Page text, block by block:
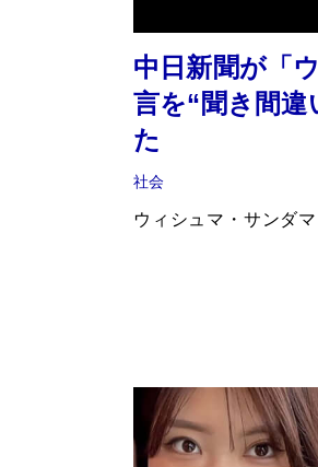
中日新聞が「
言を“聞き間違
た
社会
ウィシュマ・サンダ